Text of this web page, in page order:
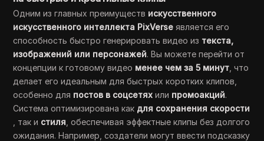
Одним из главных преимуществ искусственного
искусственного интеллекта PixVerse является его
способность быстро генерировать видео из текста,
изображений или персонажей. Вы можете перейти от
концепции к готовому видео менее чем за 5 минут , что
делает его идеальным для быстрых коротких клипов,
особенно для постов в соцсетях или промоакций.
Система оптимизирована как для сохранения скорости
, так и стиля , обеспечивая эффектные клипы без долгого
ожидания. Например, создатели могут ввести подсказку